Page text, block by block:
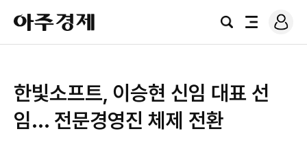
아
주
경
검
전
로
그
한빛소프트, 이승현 신임 대표 선
임... 전문경영진 체제 전환